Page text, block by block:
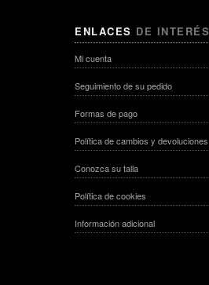
ENLACES DE INTERÉS
Mi cuenta
Seguimiento de su pedido
Formas de pago
Política de cambios y devoluciones
Conozca su talla
Política de cookies
Información adicional